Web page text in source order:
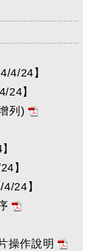
4/24】
24】
列)
】
24】
操作說明